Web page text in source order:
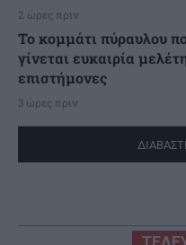
2 ώρες πριν
Το κομμάτι πύραυλου
γίνεται ευκαιρία
επιστήμονες
3 ώρες πριν